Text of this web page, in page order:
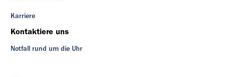
Karriere
Kontaktiere uns
Notfall rund um die Uhr